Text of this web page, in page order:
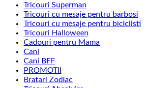
Tricouri Superman
Tricouri cu mesaje pentru barbosi
Tricouri cu mesaje pentru biciclisti
Tricouri Halloween
Cadouri pentru Mama
Cani
Cani BFF
PROMOTII
Bratari Zodiac